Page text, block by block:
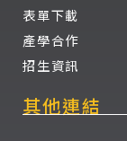
表單下載
產學合作
招生資訊
其他連結